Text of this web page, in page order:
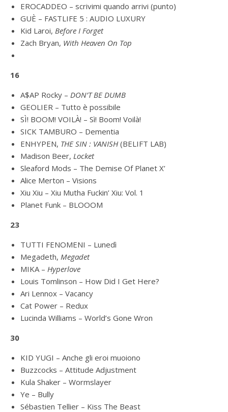
EROCADDEO – scrivimi quando arrivi (punto)
GUÈ – FASTLIFE 5 : AUDIO LUXURY
Kid Laroi, Before I Forget
Zach Bryan, With Heaven On Top
16
A$AP Rocky – DON’T BE DUMB
GEOLIER – Tutto è possibile
SÌ! BOOM! VOILÀ! – Sì! Boom! Voilà!
SICK TAMBURO – Dementia
ENHYPEN, THE SIN : VANISH(BELIFT LAB)
Madison Beer, Locket
Sleaford Mods – The Demise Of Planet X’
Alice Merton – Visions
Xiu Xiu – Xiu Mutha Fuckin’ Xiu: Vol. 1
Planet Funk – BLOOOM
23
TUTTI FENOMENI – Lunedì
Megadeth, Megadet
MIKA – Hyperlove
Louis Tomlinson – How Did I Get Here?
Ari Lennox – Vacancy
Cat Power – Redux
Lucinda Williams – World’s Gone Wron
30
KID YUGI – Anche gli eroi muoiono
Buzzcocks – Attitude Adjustment
Kula Shaker – Wormslayer
Ye – Bully
Sébastien Tellier – Kiss The Beast